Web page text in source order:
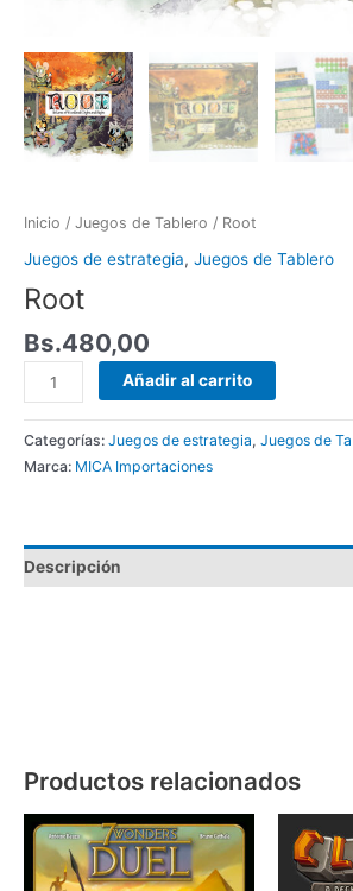
Inicio / Juegos de Tablero / Root
Juegos de estrategia, Juegos de Tablero
Root
Bs.480,00
Añadir al carrito
Categorías: Juegos de estrategia, Juegos de
Marca: MICA Importaciones
Descripción
Productos relacionados